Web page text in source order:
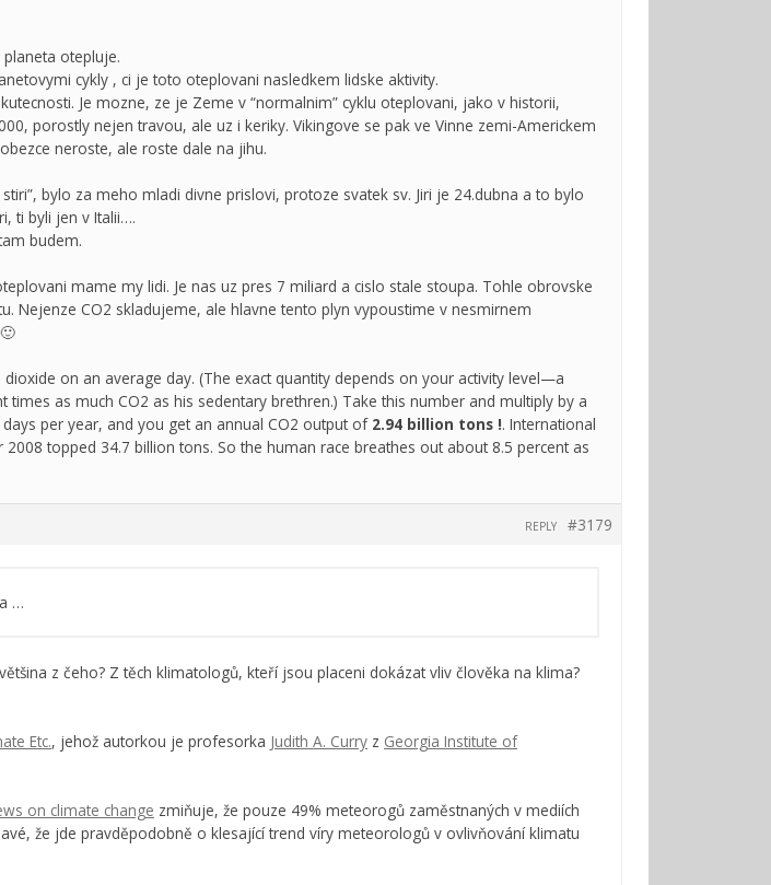
otepluje.
cykly , ci je toto oteplovani nasledkem lidske aktivity.
Je mozne, ze je Zeme v “normalnim” cyklu oteplovani, jako v historii,
porostly nejen travou, ale uz i keriky. Vikingove se pak ve Vinne zemi-Americkem
neroste, ale roste dale na jihu.
bylo za meho mladi divne prislovi, protoze svatek sv. Jiri je 24.dubna a to bylo
ti byli jen v Italii….
budem.
mame my lidi. Je nas uz pres 7 miliard a cislo stale stoupa. Tohle obrovske
Nejenze CO2 skladujeme, ale hlavne tento plyn vypoustime v nesmirnem
on an average day. (The exact quantity depends on your activity level—a
as much CO2 as his sedentary brethren.) Take this number and multiply by a
per year, and you get an annual CO2 output of 2.94 billion tons !. International
topped 34.7 billion tons. So the human race breathes out about 8.5 percent as
#3179
REPLY
…
z čeho? Z těch klimatologů, kteří jsou placeni dokázat vliv člověka na klima?
Etc., jehož autorkou je profesorka Judith A. Curry z Georgia Institute of
on climate change zmiňuje, že pouze 49% meteorogů zaměstnaných v mediích
že jde pravděpodobně o klesající trend víry meteorologů v ovlivňování klimatu